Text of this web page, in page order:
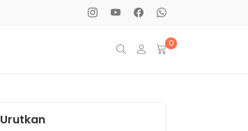
0
Urutkan